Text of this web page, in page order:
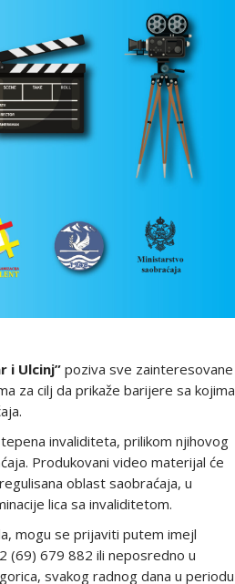
i Ulcinj”poziva sve zainteresovane
za cilj da prikaže barijere sa kojima
invaliditeta, prilikom njihovog
Produkovani video materijal će
oblast saobraćaja, u
lica sa invaliditetom.
mogu se prijaviti putem imejl
(69) 679 882 ili neposredno u
svakog radnog dana u periodu